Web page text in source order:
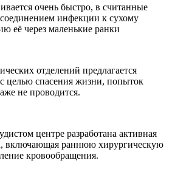
очень быстро, в считанные
инфекции к сухому
её через маленькие ранки
отделений предлагается
целью спасения жизни, попыток
не проводится.
центре разработана активная
включающая раннюю хирургическую
кровообращения.